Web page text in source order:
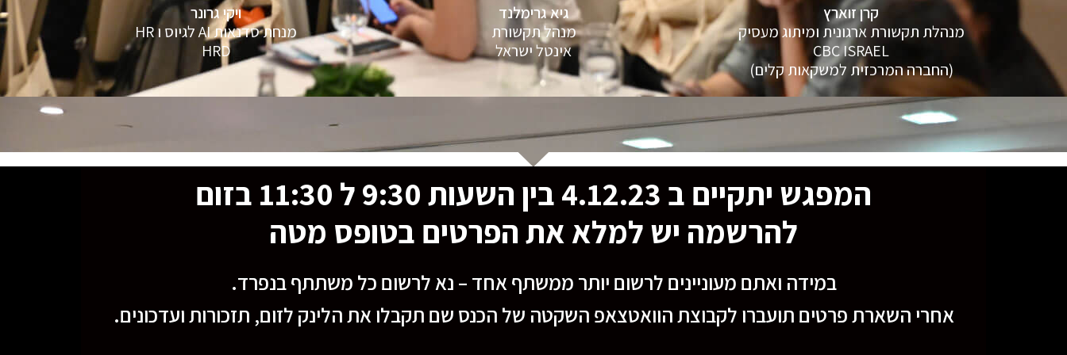
קרן זוארץ
מנהלת תקשורת ארגונית ומיתוג מעסיק
CBC ISRAEL
(החברה המרכזית למשקאות קלים)
גיא גרימלנד
מנהל תקשורת
אינטל ישראל
ויקי גרונר
מנחת סדנאות AI לגיוס ו HR
HRD
המפגש יתקיים ב 4.12.23 בין השעות 9:30 ל 11:30 בזום
להרשמה יש למלא את הפרטים בטופס מטה
במידה ואתם מעוניינים לרשום יותר ממשתף אחד – נא לרשום כל משתתף בנפרד.
אחרי השארת פרטים תועברו לקבוצת הוואטצאפ השקטה של הכנס שם תקבלו את הלינק לזום, תזכורות ועדכונים.